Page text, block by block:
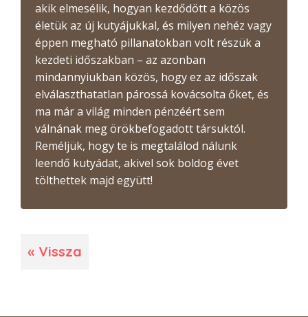
akik elmesélik, hogyan kezdődött a közös
életük az új kutyájukkal, és milyen nehéz vagy
éppen megható pillanatokban volt részük a
kezdeti időszakban – az azonban
mindannyiukban közös, hogy ez az időszak
elválaszthatatlan párossá kovácsolta őket, és
ma már a világ minden pénzéért sem
válnának meg örökbefogadott társuktól.
Reméljük, hogy te is megtalálod nálunk
leendő kutyádat, akivel sok boldog évet
tölthettek majd együtt!
« Vissza